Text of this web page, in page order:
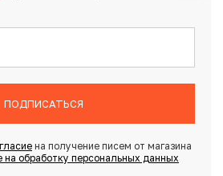
ПОДПИСАТЬСЯ
на получение писем от магазина
на обработку персональных данных